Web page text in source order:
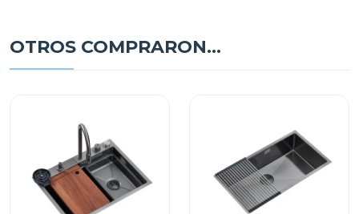
OTROS COMPRARON...